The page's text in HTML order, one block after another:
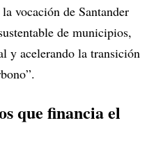
vocación de Santander
de municipios,
y acelerando la transición
que financia el